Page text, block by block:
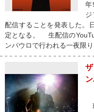
年
配信することを発表した。
定となる。 生配信の
ンパウロで行われる一夜限り